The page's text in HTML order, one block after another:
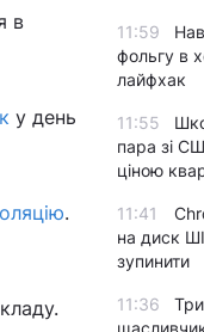
в
у день
.
11:59
фольгу в
лайфхак
11:55
пара зі
ціною
11:41
на диск
зупинити
11:36